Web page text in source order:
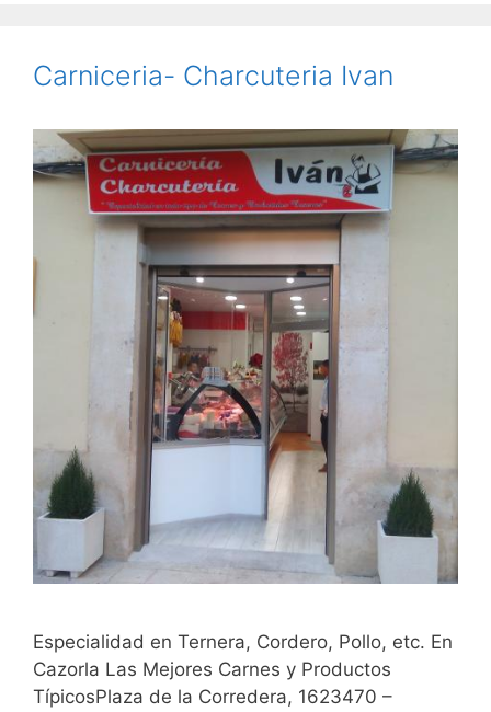
Carniceria- Charcuteria Ivan
Especialidad en Ternera, Cordero, Pollo, etc. En
Cazorla Las Mejores Carnes y Productos
TípicosPlaza de la Corredera, 1623470 –